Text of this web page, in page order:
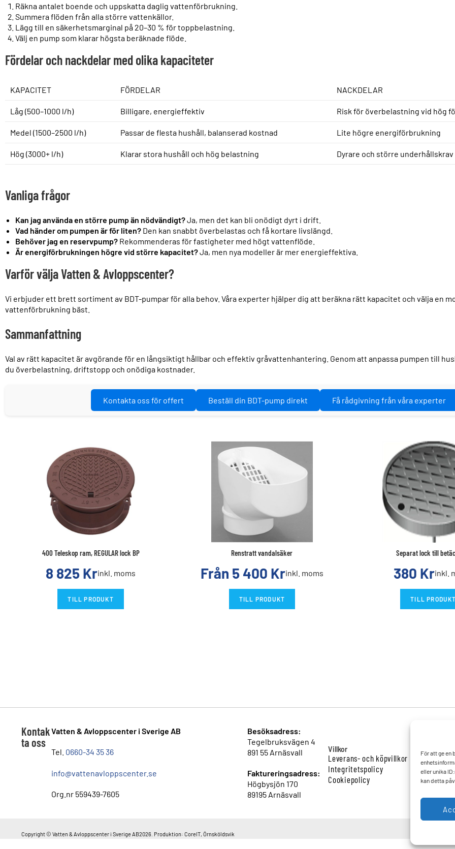
För att ge en
eller unika
kan detta
Räkna antalet boende och uppskatta daglig vattenförbrukning.
Summera flöden från alla större vattenkällor.
Lägg till en säkerhetsmarginal på 20–30 % för toppbelastning.
Välj en pump som klarar högsta beräknade flöde.
Fördelar och nackdelar med olika kapaciteter
KAPACITET FÖRDELAR NACKDELAR
Låg (500–1000 l/h) Billigare, energieffektiv Risk för överbelastning vid hög
Medel (1500–2500 l/h) Passar de flesta hushåll, balanserad kostnad Lite högre energiförbrukning
Hög (3000+ l/h) Klarar stora hushåll och hög belastning Dyrare och större underhållskrav
Vanliga frågor
Kan jag använda en större pump än nödvändigt?Ja, men det kan bli onödigt dyrt i drift.
Vad händer om pumpen är för liten? Den kan snabbt överbelastas och få kortare livslängd.
Behöver jag en reservpump? Rekommenderas för fastigheter med högt vattenflöde.
Är energiförbrukningen högre vid större kapacitet?Ja, men nya modeller är mer energieffektiva.
Varför välja Vatten & Avloppscenter?
Vi erbjuder ett brett sortiment av BDT-pumpar för alla behov. Våra experter hjälper dig att beräkna rätt kapacitet och välja en
vattenförbrukning bäst.
Sammanfattning
Val av rätt kapacitet är avgörande för en långsiktigt hållbar och effektiv gråvattenhantering. Genom att anpassa pumpen till
du överbelastning, driftstopp och onödiga kostnader.
Kontakta oss för offert Beställ din BDT-pump direkt Få rådgivning från våra experter
400 Teleskop ram, REGULAR lock BP
8 825 Krinkl. moms
TILL PRODUKT
Renstratt vandalsäker
Från 5 400 Krinkl. moms
TILL PRODUKT
Separat lock till
380 Krinkl.
TILL PRODUKT
Kontak
ta oss
Vatten & Avloppscenter i Sverige AB
Tel. 0660-34 35 36
info@vattenavloppscenter.se
Org.nr 559439-7605
Besöksadress:
Tegelbruksvägen 4
891 55 Arnäsvall
Faktureringsadress:
Högbysjön 170
89195 Arnäsvall
Villkor
Leverans- och köpvillkor
Integritetspolicy
Cookiepolicy
Copyright © Vatten & Avloppscenter i Sverige AB2026. Produktion: CoreIT, Örnsköldsvik